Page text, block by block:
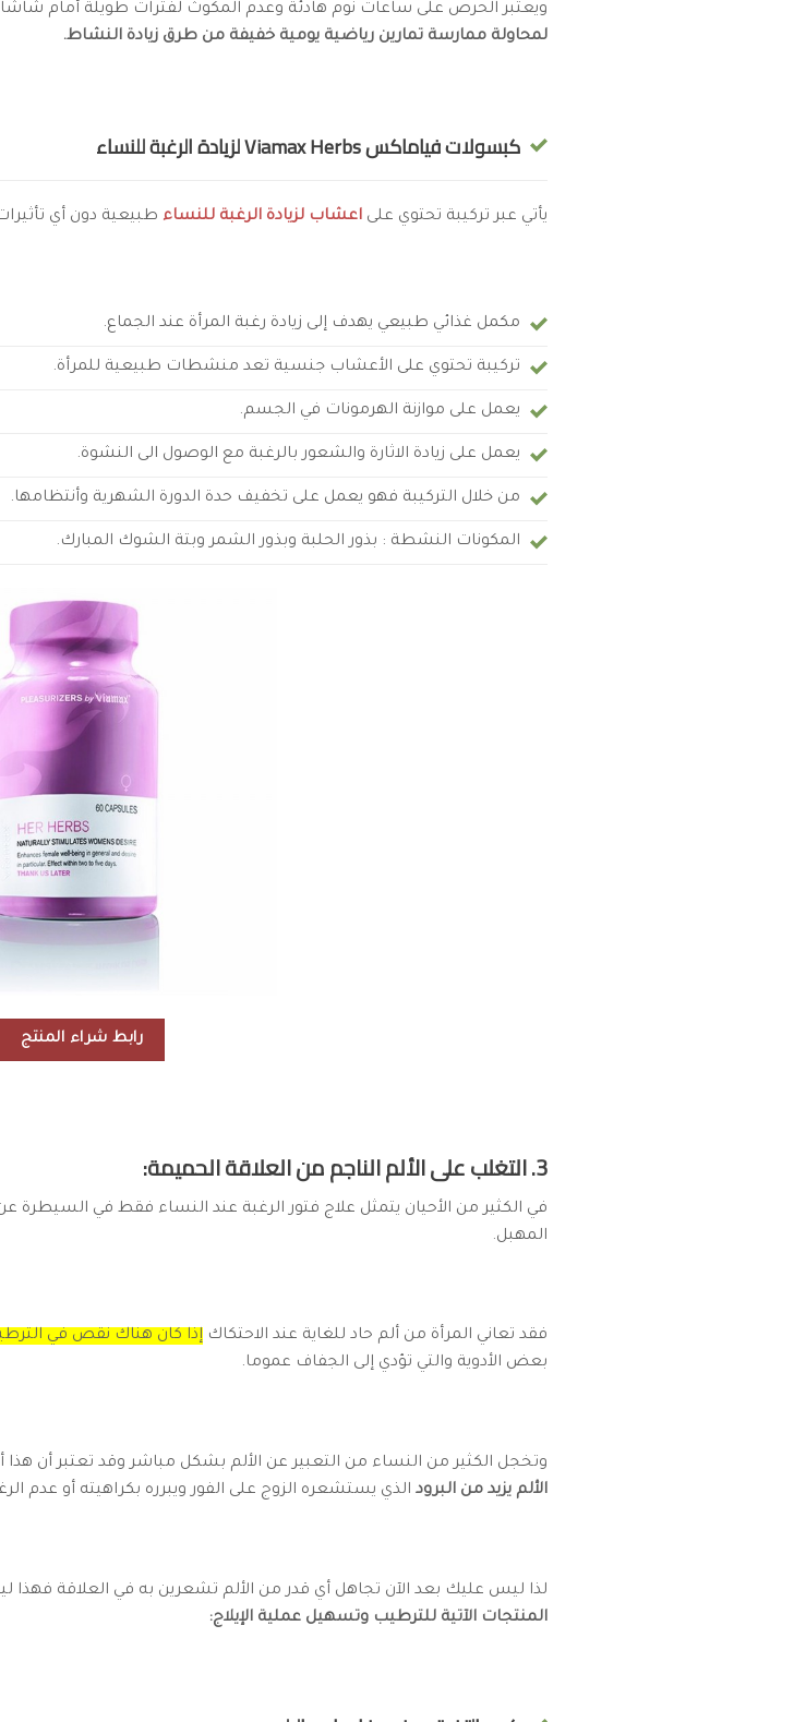
ويعتبر الحرص على ساعات نوم هادئة وعدم المكوث لفترات طويلة أمام
لمحاولة ممارسة تمارين رياضية يومية خفيفة من طرق زيادة النشاط.
كبسولات فياماكس Viamax Herbs لزيادة الرغبة للنساء
يأتي عبر تركيبة تحتوي على اعشاب لزيادة الرغبة للنساء طبيعية دون أي تأثيرات
مكمل غذائي طبيعي يهدف إلى زيادة رغبة المرأة عند الجماع.
تركيبة تحتوي على الأعشاب جنسية تعد منشطات طبيعية للمرأة.
يعمل على موازنة الهرمونات في الجسم.
يعمل على زيادة الاثارة والشعور بالرغبة مع الوصول الى النشوة.
من خلال التركيبة فهو يعمل على تخفيف حدة الدورة الشهرية وأنتظامها.
المكونات النشطة : بذور الحلبة وبذور الشمر وبتة الشوك المبارك.
رابط شراء المنتج
3. التغلب على الألم الناجم من العلاقة الحميمة:
في الكثير من الأحيان يتمثل علاج فتور الرغبة عند النساء فقط في السيطرة
المهبل.
فقد تعاني المرأة من ألم حاد للغاية عند الاحتكاك إذا كان هناك نقص في
بعض الأدوية والتي تؤدي إلى الجفاف عموما.
وتخجل الكثير من النساء من التعبير عن الألم بشكل مباشر وقد تعتبر أن هذا
الألم يزيد من البرود الذي يستشعره الزوج على الفور ويبرره بكراهيته أو عدم
لذا ليس عليك بعد الآن تجاهل أي قدر من الألم تشعرين به في العلاقة فهذا
المنتجات الآتية للترطيب وتسهيل عملية الإيلاج: